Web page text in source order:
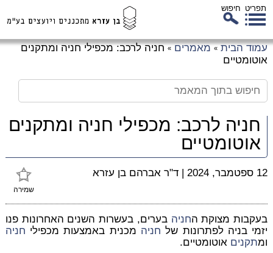
תפריט חיפוש
עמוד הבית » מאמרים » חניה לרכב: מכפילי חניה ומתקנים
אוטומטיים
חניה לרכב: מכפילי חניה ומתקנים
אוטומטיים
שמירה
12 ספטמבר, 2024 | ד"ר אברהם בן עזרא
בעקבות מצוקת החניה בערים, בעשרות השנים האחרונות פנו
יזמי בניה לפתרונות של חניה מכנית באמצעות מכפילי חניה
ומתקנים אוטומטיים.